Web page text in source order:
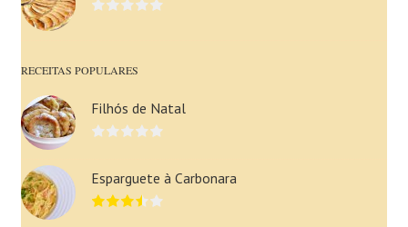
RECEITAS POPULARES
Filhós de Natal
Esparguete à Carbonara